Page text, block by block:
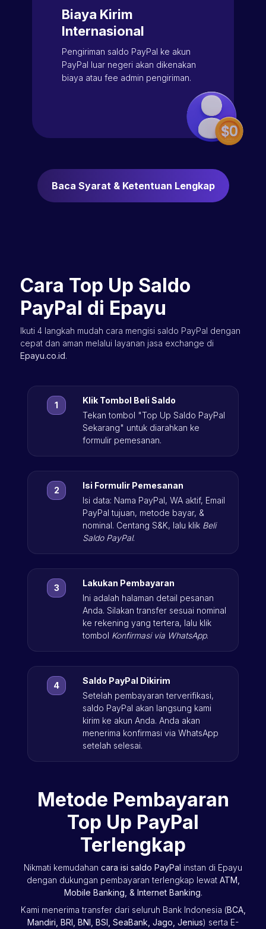
Biaya Kirim
Internasional
Pengiriman saldo PayPal ke akun
PayPal luar negeri akan dikenakan
biaya atau fee admin pengiriman.
Baca Syarat & Ketentuan Lengkap
Cara Top Up Saldo
PayPal di Epayu
Ikuti 4 langkah mudah cara mengisi saldo PayPal dengan
cepat dan aman melalui layanan jasa exchange di
Epayu.co.id.
Klik Tombol Beli Saldo
Tekan tombol "Top Up Saldo PayPal
Sekarang" untuk diarahkan ke
formulir pemesanan.
Isi Formulir Pemesanan
Isi data: Nama PayPal, WA aktif, Email
PayPal tujuan, metode bayar, &
nominal. Centang S&K, lalu klik Beli
Saldo PayPal.
Lakukan Pembayaran
Ini adalah halaman detail pesanan
Anda. Silakan transfer sesuai nominal
ke rekening yang tertera, lalu klik
tombol Konfirmasi via WhatsApp.
Saldo PayPal Dikirim
Setelah pembayaran terverifikasi,
saldo PayPal akan langsung kami
kirim ke akun Anda. Anda akan
menerima konfirmasi via WhatsApp
setelah selesai.
Metode Pembayaran
Top Up PayPal
Terlengkap
Nikmati kemudahan cara isi saldo PayPal instan di Epayu
dengan dukungan pembayaran terlengkap lewat ATM,
Mobile Banking, & Internet Banking.
Kami menerima transfer dari seluruh Bank Indonesia (BCA,
Mandiri, BRI, BNI, BSI, SeaBank, Jago, Jenius) serta E-